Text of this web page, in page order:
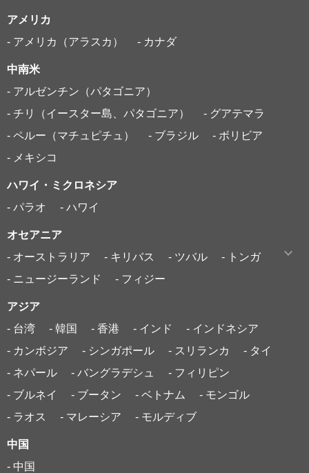
アメリカ
- アメリカ（アラスカ）
- カナダ
中南米
- アルゼンチン（パタゴニア）
- チリ（イースター島、パタゴニア）
- グアテマラ
- ペルー（マチュピチュ）
- ブラジル
- ボリビア
- メキシコ
ハワイ・ミクロネシア
- パラオ
- ハワイ
オセアニア
- オーストラリア
- キリバス - ツバル
- トンガ
- ニュージーランド
- フィジー
アジア
- 台湾
- 韓国 - 香港 - インド
- インドネシア
- カンボジア
- シンガポール - スリランカ
- タイ
- ネパール
- バングラデシュ
- フィリピン
- ブルネイ
- ブータン - ベトナム
- モンゴル
- ラオス
- マレーシア - モルディブ
中国
- 中国